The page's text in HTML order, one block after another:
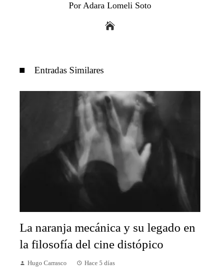
Por Adara Lomeli Soto
Entradas Similares
La naranja mecánica y su legado en
la filosofía del cine distópico
Hugo Carrasco Hace 5 días